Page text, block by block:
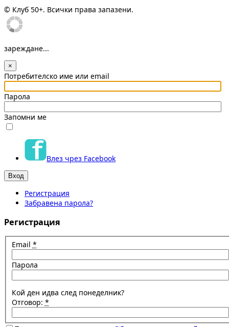
© Клуб 50+. Всички права запазени.
зареждане...
×
Потребителско име или email
Парола
Запомни ме
Влез чрез Facebook
Регистрация
Забравена парола?
Регистрация
Email *
Парола
Кой ден идва след понеделник?
Отговор: *